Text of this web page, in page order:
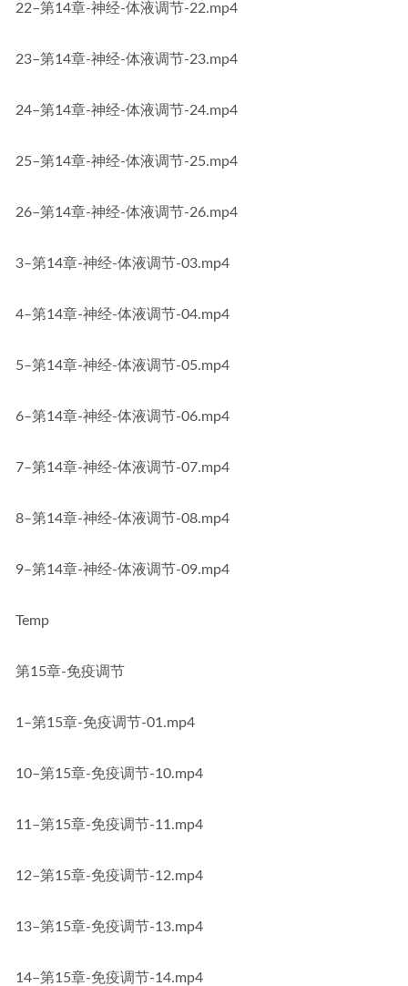
22–第14章-神经-体液调节-22.mp4
23–第14章-神经-体液调节-23.mp4
24–第14章-神经-体液调节-24.mp4
25–第14章-神经-体液调节-25.mp4
26–第14章-神经-体液调节-26.mp4
3–第14章-神经-体液调节-03.mp4
4–第14章-神经-体液调节-04.mp4
5–第14章-神经-体液调节-05.mp4
6–第14章-神经-体液调节-06.mp4
7–第14章-神经-体液调节-07.mp4
8–第14章-神经-体液调节-08.mp4
9–第14章-神经-体液调节-09.mp4
Temp
第15章-免疫调节
1–第15章-免疫调节-01.mp4
10–第15章-免疫调节-10.mp4
11–第15章-免疫调节-11.mp4
12–第15章-免疫调节-12.mp4
13–第15章-免疫调节-13.mp4
14–第15章-免疫调节-14.mp4